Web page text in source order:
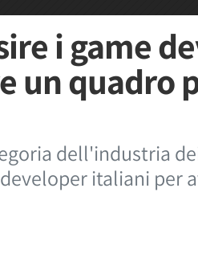
i game
un quadro
dell'industria
italiani per